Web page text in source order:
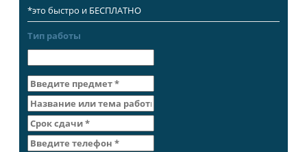
*это быстро и БЕСПЛАТНО
Тип работы